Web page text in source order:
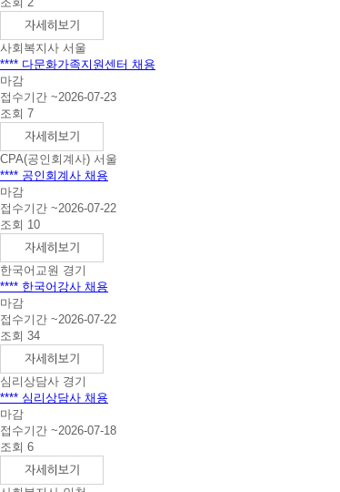
사회복지사 서울
**** 다문화가족지원센터 채용
마감
접수기간 ~2026-07-23
조회 7
CPA(공인회계사) 서울
**** 공인회계사 채용
마감
접수기간 ~2026-07-22
조회 10
한국어교원 경기
**** 한국어강사 채용
마감
접수기간 ~2026-07-22
조회 34
심리상담사 경기
**** 심리상담사 채용
마감
접수기간 ~2026-07-18
조회 6